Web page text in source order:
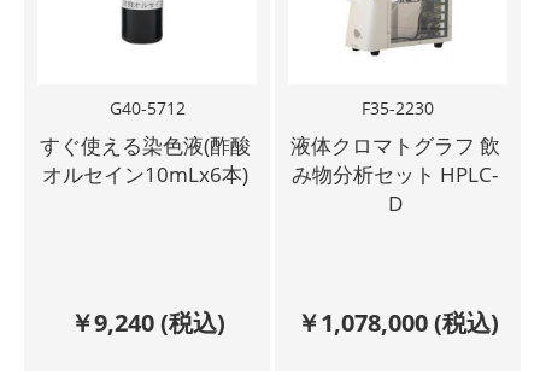
G40-5712
すぐ使える染色液(酢酸
オルセイン10mLx6本)
￥9,240(税込)
F35-2230
液体クロマトグラフ 飲
み物分析セット HPLC-
D
￥1,078,000(税込)